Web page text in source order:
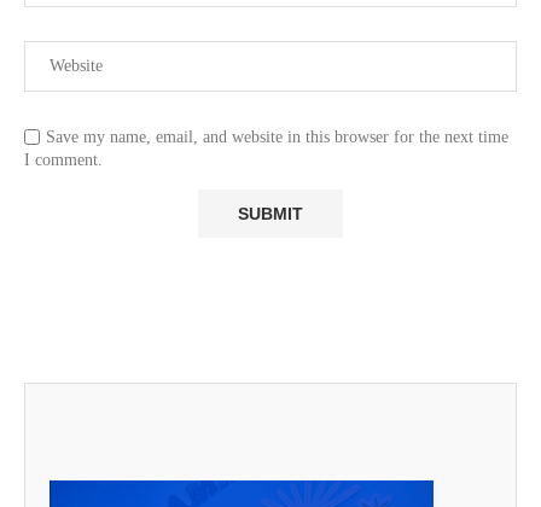
Save my name, email, and website in this browser for the next time
I comment.